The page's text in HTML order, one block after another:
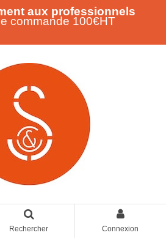
aux professionnels
commande 100€HT
Rechercher Connexion